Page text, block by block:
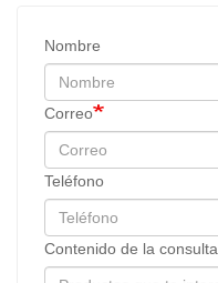
Nombre
Correo
Teléfono
Contenido de la consulta